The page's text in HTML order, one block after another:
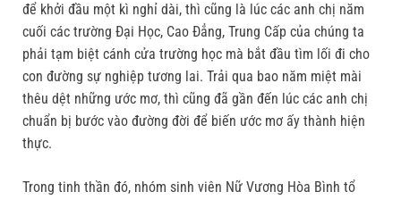
để khởi đầu một kì nghỉ dài, thì cũng là lúc các anh chị năm
cuối các trường Đại Học, Cao Đẳng, Trung Cấp của chúng ta
phải tạm biệt cánh cửa trường học mà bắt đầu tìm lối đi cho
con đường sự nghiệp tương lai. Trải qua bao năm miệt mài
thêu dệt những ước mơ, thì cũng đã gần đến lúc các anh chị
chuẩn bị bước vào đường đời để biến ước mơ ấy thành hiện
thực.
Trong tinh thần đó, nhóm sinh viên Nữ Vương Hòa Bình tổ